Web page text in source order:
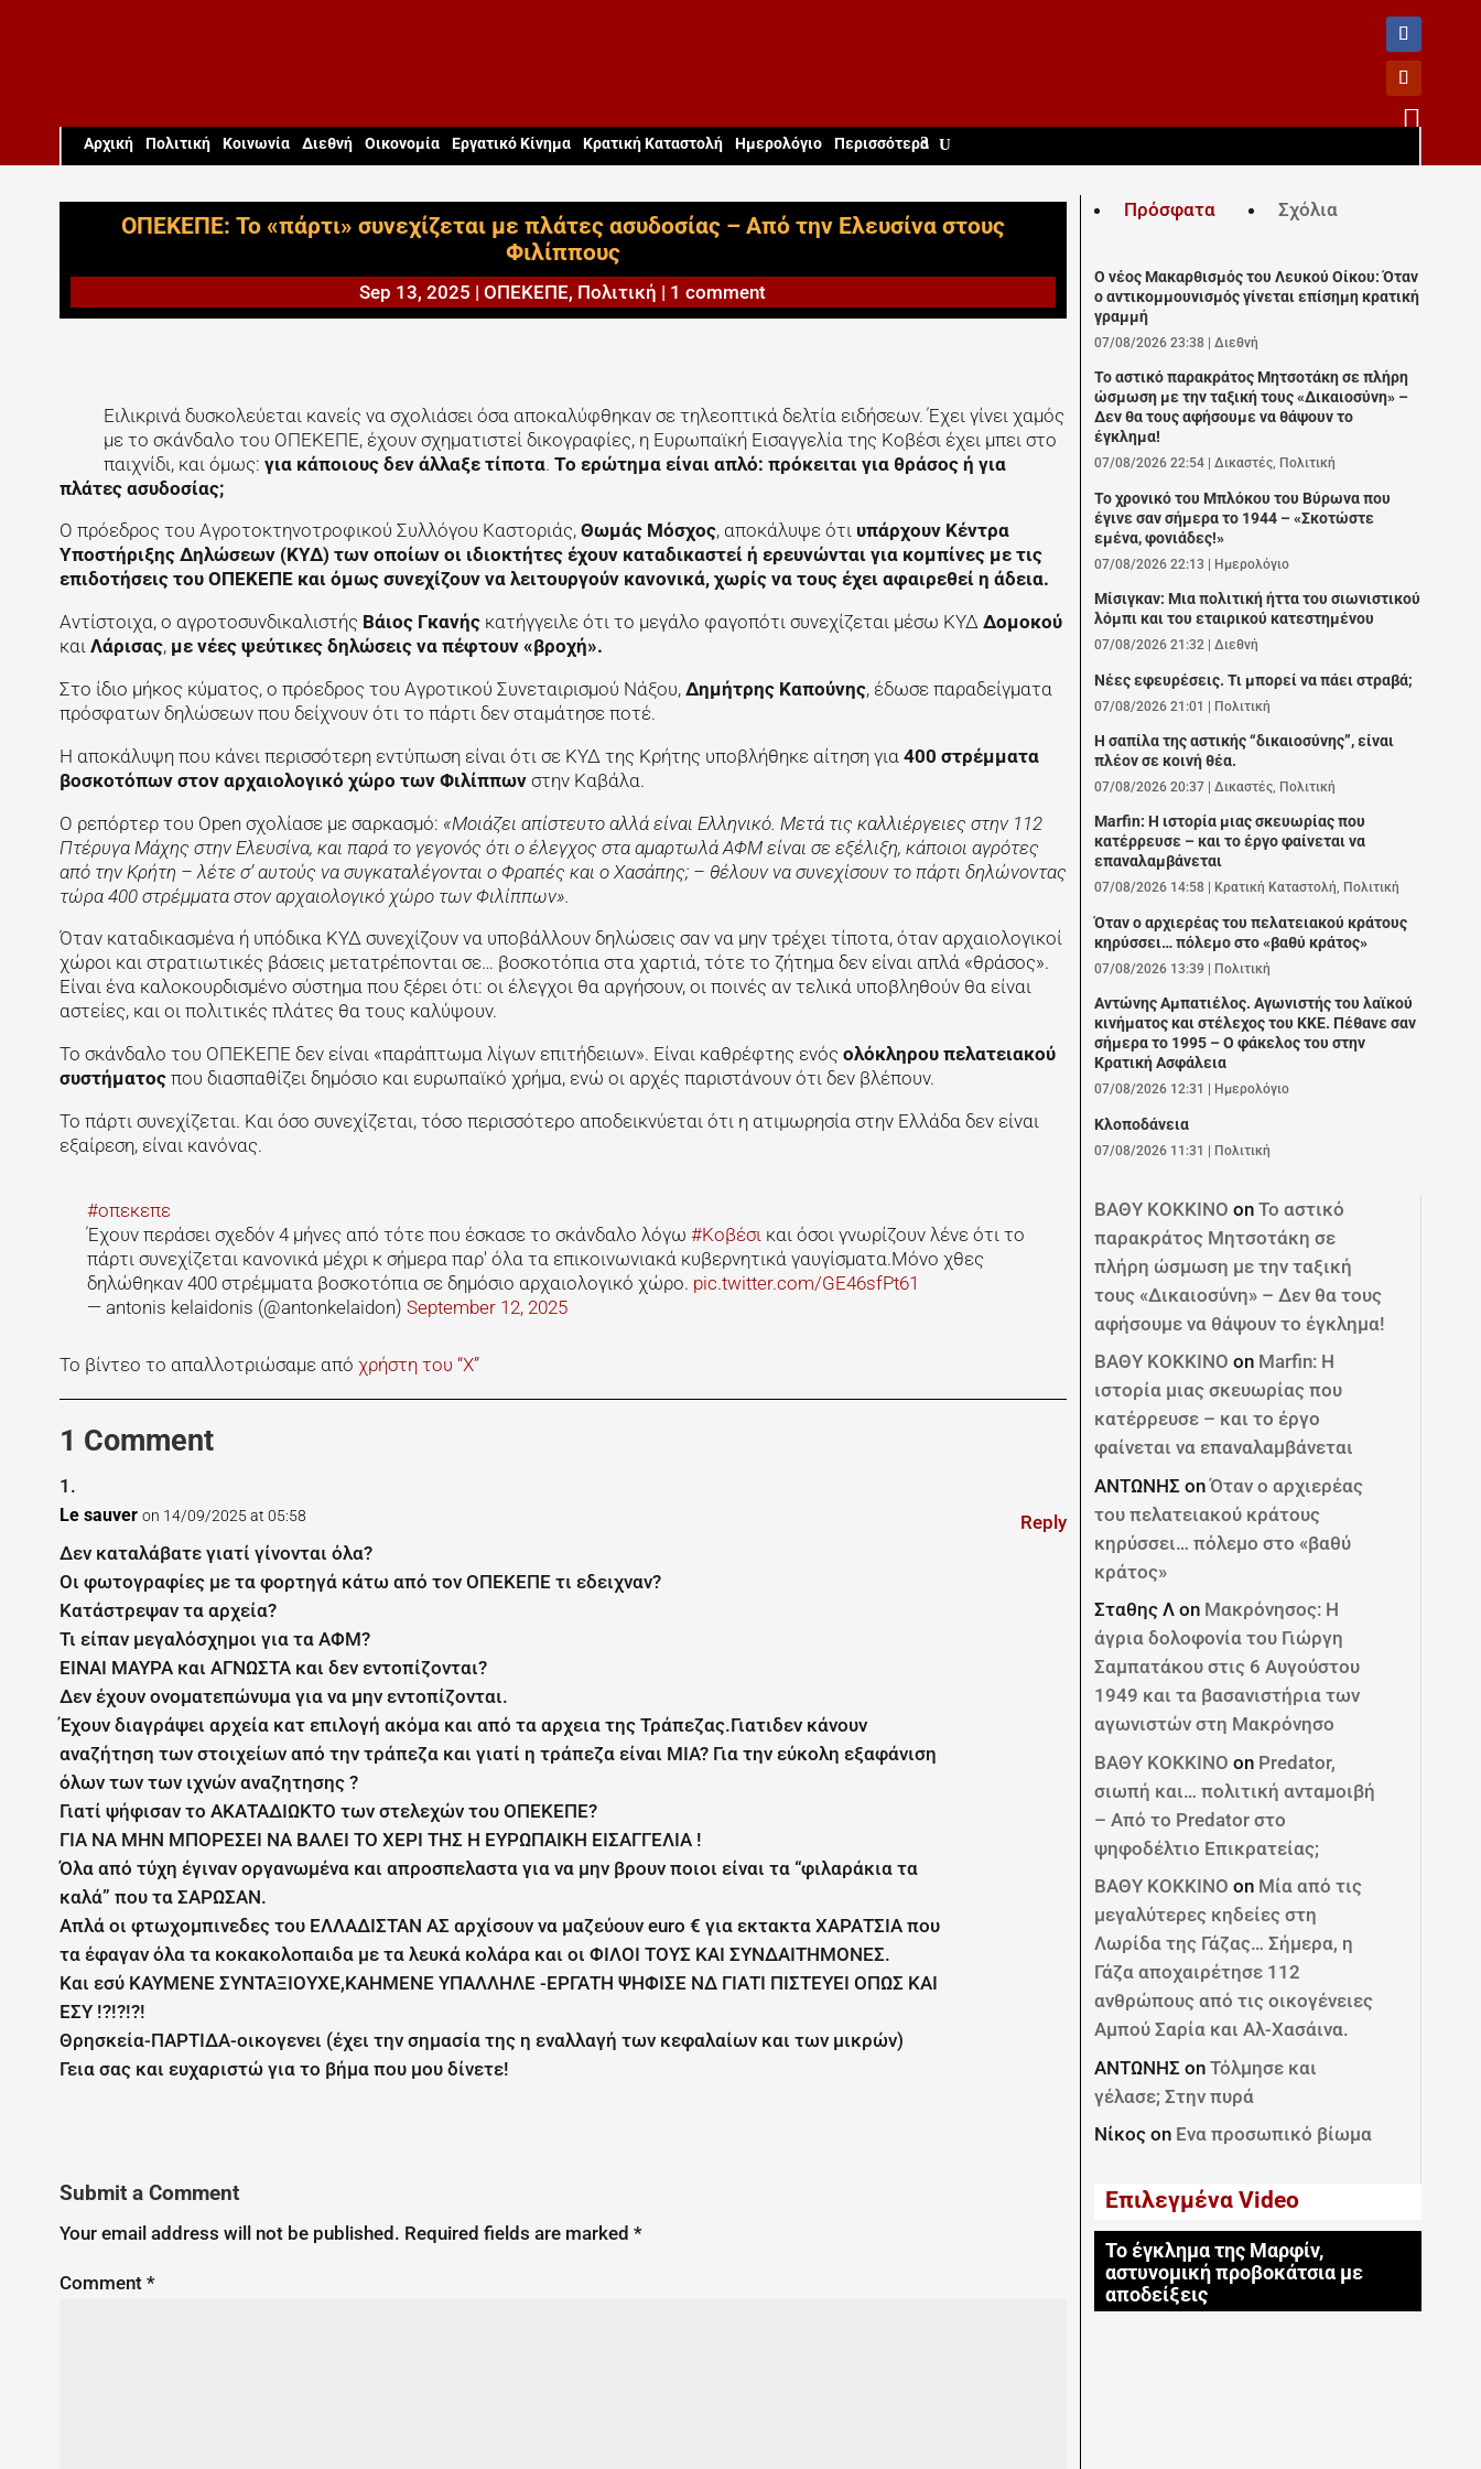

Aρχική Πολιτική Κοινωνία Διεθνή Οικονομία Εργατικό Κίνημα Κρατική Καταστολή Ημερολόγιο Περισσότερα
ΟΠΕΚΕΠΕ: Το «πάρτι» συνεχίζεται με πλάτες ασυδοσίας – Από την Ελευσίνα στους
Φιλίππους
Sep 13, 2025 |ΟΠΕΚΕΠΕ, Πολιτική | 1 comment
Ειλικρινά δυσκολεύεται κανείς να σχολιάσει όσα αποκαλύφθηκαν σε τηλεοπτικά δελτία ειδήσεων. Έχει γίνει χαμός
με το σκάνδαλο του ΟΠΕΚΕΠΕ, έχουν σχηματιστεί δικογραφίες, η Ευρωπαϊκή Εισαγγελία της Κοβέσι έχει μπει στο
παιχνίδι, και όμως: για κάποιους δεν άλλαξε τίποτα. Το ερώτημα είναι απλό: πρόκειται για θράσος ή για
πλάτες ασυδοσίας;
Ο πρόεδρος του Αγροτοκτηνοτροφικού Συλλόγου Καστοριάς, Θωμάς Μόσχος, αποκάλυψε ότι υπάρχουν Κέντρα
Υποστήριξης Δηλώσεων (ΚΥΔ) των οποίων οι ιδιοκτήτες έχουν καταδικαστεί ή ερευνώνται για κομπίνες με τις
επιδοτήσεις του ΟΠΕΚΕΠΕ και όμως συνεχίζουν να λειτουργούν κανονικά, χωρίς να τους έχει αφαιρεθεί η άδεια.
Αντίστοιχα, ο αγροτοσυνδικαλιστής Βάιος Γκανήςκατήγγειλε ότι το μεγάλο φαγοπότι συνεχίζεται μέσω ΚΥΔ Δομοκού
και Λάρισας, με νέες ψεύτικες δηλώσεις να πέφτουν «βροχή».
Στο ίδιο μήκος κύματος, ο πρόεδρος του Αγροτικού Συνεταιρισμού Νάξου, Δημήτρης Καπούνης, έδωσε παραδείγματα
πρόσφατων δηλώσεων που δείχνουν ότι το πάρτι δεν σταμάτησε ποτέ.
Η αποκάλυψη που κάνει περισσότερη εντύπωση είναι ότι σε ΚΥΔ της Κρήτης υποβλήθηκε αίτηση για 400 στρέμματα
βοσκοτόπων στον αρχαιολογικό χώρο των Φιλίππωνστην Καβάλα.
Ο ρεπόρτερ του Open σχολίασε με σαρκασμό: «Μοιάζει απίστευτο αλλά είναι Ελληνικό. Μετά τις καλλιέργειες στην 112
Πτέρυγα Μάχης στην Ελευσίνα, και παρά το γεγονός ότι ο έλεγχος στα αμαρτωλά ΑΦΜ είναι σε εξέλιξη, κάποιοι αγρότες
από την Κρήτη – λέτε σ’ αυτούς να συγκαταλέγονται ο Φραπές και ο Χασάπης; – θέλουν να συνεχίσουν το πάρτι δηλώνοντας
τώρα 400 στρέμματα στον αρχαιολογικό χώρο των Φιλίππων».
Όταν καταδικασμένα ή υπόδικα ΚΥΔ συνεχίζουν να υποβάλλουν δηλώσεις σαν να μην τρέχει τίποτα, όταν αρχαιολογικοί
χώροι και στρατιωτικές βάσεις μετατρέπονται σε… βοσκοτόπια στα χαρτιά, τότε το ζήτημα δεν είναι απλά «θράσος».
Είναι ένα καλοκουρδισμένο σύστημα που ξέρει ότι: οι έλεγχοι θα αργήσουν, οι ποινές αν τελικά υποβληθούν θα είναι
αστείες, και οι πολιτικές πλάτες θα τους καλύψουν.
Το σκάνδαλο του ΟΠΕΚΕΠΕ δεν είναι «παράπτωμα λίγων επιτήδειων». Είναι καθρέφτης ενός ολόκληρου πελατειακού
συστήματοςπου διασπαθίζει δημόσιο και ευρωπαϊκό χρήμα, ενώ οι αρχές παριστάνουν ότι δεν βλέπουν.
Το πάρτι συνεχίζεται. Και όσο συνεχίζεται, τόσο περισσότερο αποδεικνύεται ότι η ατιμωρησία στην Ελλάδα δεν είναι
εξαίρεση, είναι κανόνας.
#οπεκεπε
Έχουν περάσει σχεδόν 4 μήνες από τότε που έσκασε το σκάνδαλο λόγω #Κοβέσι και όσοι γνωρίζουν λένε ότι το
πάρτι συνεχίζεται κανονικά μέχρι κ σήμερα παρ' όλα τα επικοινωνιακά κυβερνητικά γαυγίσματα.Μόνο χθες
δηλώθηκαν 400 στρέμματα βοσκοτόπια σε δημόσιο αρχαιολογικό χώρο. pic.twitter.com/GE46sfPt61
— antonis kelaidonis (@antonkelaidon) September 12, 2025
Το βίντεο το απαλλοτριώσαμε από χρήστη του “Χ”
1 Comment
Le sauver on 14/09/2025 at 05:58
Δεν καταλάβατε γιατί γίνονται όλα?
Οι φωτογραφίες με τα φορτηγά κάτω από τον ΟΠΕΚΕΠΕ τι εδειχναν?
Κατάστρεψαν τα αρχεία?
Τι είπαν μεγαλόσχημοι για τα ΑΦΜ?
ΕΙΝΑΙ ΜΑΥΡΑ και ΑΓΝΩΣΤΑ και δεν εντοπίζονται?
Δεν έχουν ονοματεπώνυμα για να μην εντοπίζονται.
Έχουν διαγράψει αρχεία κατ επιλογή ακόμα και από τα αρχεια της Τράπεζας.Γιατιδεν κάνουν
αναζήτηση των στοιχείων από την τράπεζα και γιατί η τράπεζα είναι ΜΙΑ? Για την εύκολη εξαφάνιση
όλων των των ιχνών αναζητησης ?
Γιατί ψήφισαν το ΑΚΑΤΑΔΙΩΚΤΟ των στελεχών του ΟΠΕΚΕΠΕ?
ΓΙΑ ΝΑ ΜΗΝ ΜΠΟΡΕΣΕΙ ΝΑ ΒΑΛΕΙ ΤΟ ΧΕΡΙ ΤΗΣ Η ΕΥΡΩΠΑΙΚΗ ΕΙΣΑΓΓΕΛΙΑ !
Όλα από τύχη έγιναν οργανωμένα και απροσπελαστα για να μην βρουν ποιοι είναι τα “φιλαράκια τα
καλά” που τα ΣΑΡΩΣΑΝ.
Απλά οι φτωχομπινεδες του ΕΛΛΑΔΙΣΤΑΝ ΑΣ αρχίσουν να μαζεύουν euro € για εκτακτα ΧΑΡΑΤΣΙΑ που
τα έφαγαν όλα τα κοκακολοπαιδα με τα λευκά κολάρα και οι ΦΙΛΟΙ ΤΟΥΣ ΚΑΙ ΣΥΝΔΑΙΤΗΜΟΝΕΣ.
Και εσύ ΚΑΥΜΕΝΕ ΣΥΝΤΑΞΙΟΥΧΕ,ΚΑΗΜΕΝΕ ΥΠΑΛΛΗΛΕ -ΕΡΓΑΤΗ ΨΗΦΙΣΕ ΝΔ ΓΙΑΤΙ ΠΙΣΤΕΥΕΙ ΟΠΩΣ ΚΑΙ
ΕΣΥ !?!?!?!
Θρησκεία-ΠΑΡΤΙΔΑ-οικογενει (έχει την σημασία της η εναλλαγή των κεφαλαίων και των μικρών)
Γεια σας και ευχαριστώ για το βήμα που μου δίνετε!
Reply
Submit a Comment
Your email address will not be published. Required fields are marked *
Comment *
Πρόσφατα Σχόλια
Ο νέος Μακαρθισμός του Λευκού Οίκου: Όταν
ο αντικομμουνισμός γίνεται επίσημη κρατική
γραμμή
07/08/2026 23:38 |Διεθνή
Το αστικό παρακράτος Μητσοτάκη σε πλήρη
ώσμωση με την ταξική τους «Δικαιοσύνη» –
Δεν θα τους αφήσουμε να θάψουν το
έγκλημα!
07/08/2026 22:54 |Δικαστές, Πολιτική
Το χρονικό του Μπλόκου του Βύρωνα που
έγινε σαν σήμερα το 1944 – «Σκοτώστε
εμένα, φονιάδες!»
07/08/2026 22:13 | Ημερολόγιο
Μίσιγκαν: Μια πολιτική ήττα του σιωνιστικού
λόμπι και του εταιρικού κατεστημένου
07/08/2026 21:32 |Διεθνή
Νέες εφευρέσεις. Τι μπορεί να πάει στραβά;
07/08/2026 21:01 | Πολιτική
Η σαπίλα της αστικής “δικαιοσύνης”, είναι
πλέον σε κοινή θέα.
07/08/2026 20:37 |Δικαστές, Πολιτική
Marfin: Η ιστορία μιας σκευωρίας που
κατέρρευσε – και το έργο φαίνεται να
επαναλαμβάνεται
07/08/2026 14:58 Κρατική Καταστολή, Πολιτική
Όταν ο αρχιερέας του πελατειακού κράτους
κηρύσσει… πόλεμο στο «βαθύ κράτος»
07/08/2026 13:39 | Πολιτική
Αντώνης Αμπατιέλος. Αγωνιστής του λαϊκού
κινήματος και στέλεχος του ΚΚΕ. Πέθανε σαν
σήμερα το 1995 – Ο φάκελος του στην
Κρατική Ασφάλεια
07/08/2026 12:31 Ημερολόγιο
Κλοποδάνεια
07/08/2026 11:31 | Πολιτική
ΒΑΘΥ ΚΟΚΚΙΝΟ onΤο αστικό
παρακράτος Μητσοτάκη σε
πλήρη ώσμωση με την ταξική
τους «Δικαιοσύνη» – Δεν θα τους
αφήσουμε να θάψουν το έγκλημα!
ΒΑΘΥ ΚΟΚΚΙΝΟ on Marfin: Η
ιστορία μιας σκευωρίας που
κατέρρευσε – και το έργο
φαίνεται να επαναλαμβάνεται
ΑΝΤΩΝΗΣ onΌταν ο αρχιερέας
του πελατειακού κράτους
κηρύσσει… πόλεμο στο «βαθύ
κράτος»
Σταθης Λ on Μακρόνησος: Η
άγρια δολοφονία του Γιώργη
Σαμπατάκου στις 6 Αυγούστου
1949 και τα βασανιστήρια των
αγωνιστών στη Μακρόνησο
ΒΑΘΥ ΚΟΚΚΙΝΟ on Predator,
σιωπή και… πολιτική ανταμοιβή
– Από το Predator στο
ψηφοδέλτιο Επικρατείας;
ΒΑΘΥ ΚΟΚΚΙΝΟ on Μία από τις
μεγαλύτερες κηδείες στη
Λωρίδα της Γάζας… Σήμερα, η
Γάζα αποχαιρέτησε 112
ανθρώπους από τις οικογένειες
Αμπού Σαρία και Αλ-Χασάινα.
ΑΝΤΩΝΗΣ onΤόλμησε και
γέλασε; Στην πυρά
Νίκος on Ενα προσωπικό βίωμα
Επιλεγμένα Video
Το έγκλημα της Μαρφίν,
αστυνομική προβοκάτσια με
αποδείξεις